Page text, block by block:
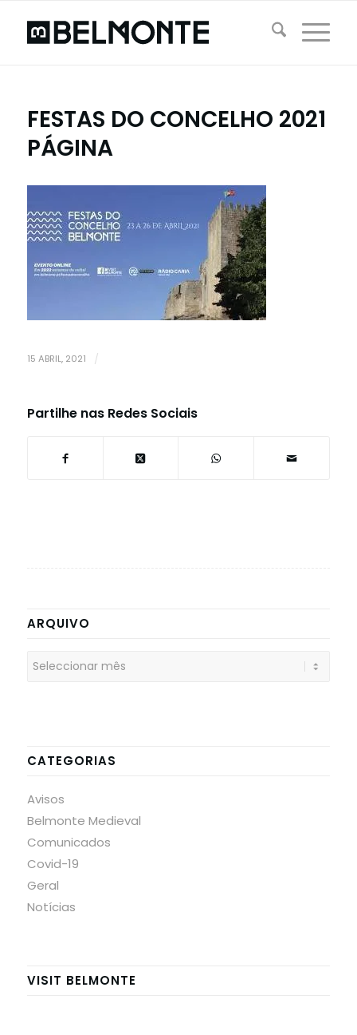
FESTAS DO CONCELHO 2021
PÁGINA
15 ABRIL, 2021 /
Partilhe nas Redes Sociais
ARQUIVO
CATEGORIAS
Avisos
Belmonte Medieval
Comunicados
Covid-19
Geral
Notícias
VISIT BELMONTE